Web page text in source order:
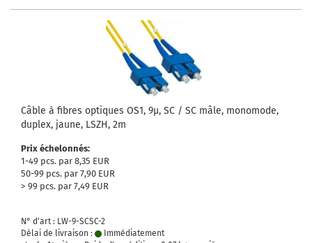
Câble à fibres optiques OS1, 9µ, SC / SC mâle, monomode,
duplex, jaune, LSZH, 2m
Prix échelonnés:
1-49 pcs. par 8,35 EUR
50-99 pcs. par 7,90 EUR
> 99 pcs. par 7,49 EUR
N° d'art : LW-9-SCSC-2
Délai de livraison :
Immédiatement